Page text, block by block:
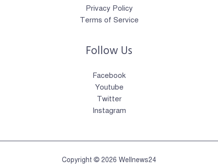
Privacy Policy
Terms of Service
Follow Us
Facebook
Youtube
Twitter
Instagram
Copyright © 2026 Wellnews24